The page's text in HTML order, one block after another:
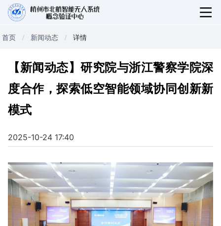
首页 新闻动态 详情
【新闻动态】研究院与浙江警察学院深
度合作，探索低空智能领域协同创新新
模式
2025-10-24 17:40